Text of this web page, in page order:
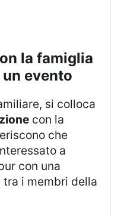
un evento
con la
che
a
con una
i membri della